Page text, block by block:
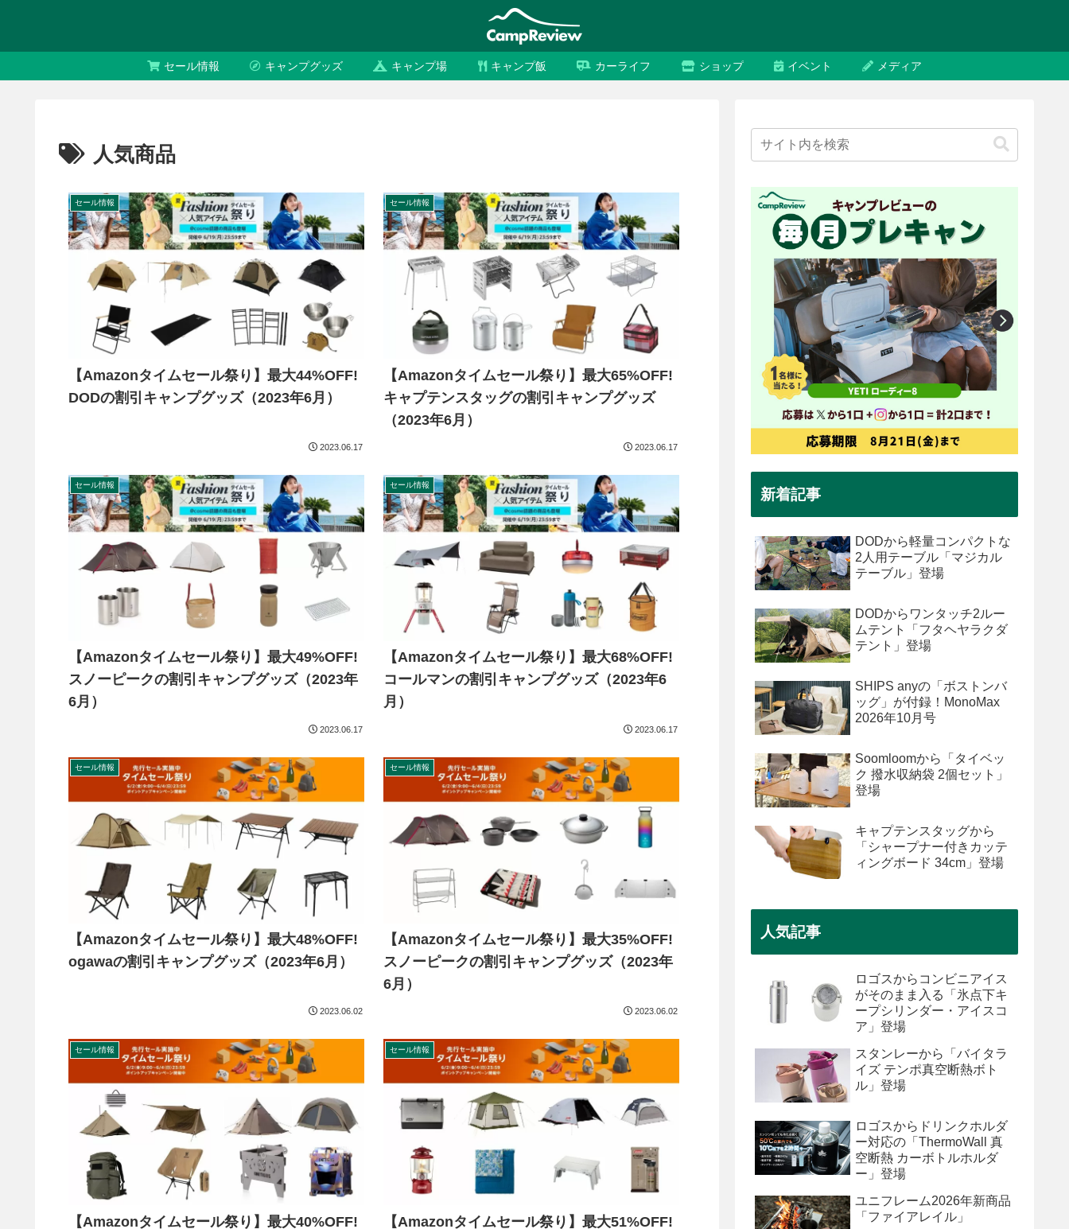
セール情報 キャンプグッズ キャンプ場 キャンプ飯 カーライフ ショップ イベント メディア
人気商品
セール情報
【Amazonタイムセール祭り】最大44%OFF!
DODの割引キャンプグッズ（2023年6月）
2023.06.17
セール情報
【Amazonタイムセール祭り】最大65%OFF!
キャプテンスタッグの割引キャンプグッズ
（2023年6月）
2023.06.17
セール情報
【Amazonタイムセール祭り】最大49%OFF!
スノーピークの割引キャンプグッズ（2023年
6月）
2023.06.17
セール情報
【Amazonタイムセール祭り】最大68%OFF!
コールマンの割引キャンプグッズ（2023年6
月）
2023.06.17
セール情報
【Amazonタイムセール祭り】最大48%OFF!
ogawaの割引キャンプグッズ（2023年6月）
2023.06.02
セール情報
【Amazonタイムセール祭り】最大35%OFF!
スノーピークの割引キャンプグッズ（2023年
6月）
2023.06.02
セール情報
【Amazonタイムセール祭り】最大40%OFF!
セール情報
【Amazonタイムセール祭り】最大51%OFF!
新着記事
DODから軽量コンパクトな
2人用テーブル「マジカル
テーブル」登場
DODからワンタッチ2ルー
ムテント「フタヘヤラクダ
テント」登場
SHIPS anyの「ボストンバ
ッグ」が付録！MonoMax
2026年10月号
Soomloomから「タイベッ
ク 撥水収納袋 2個セット」
登場
キャプテンスタッグから
「シャープナー付きカッテ
ィングボード 34cm」登場
人気記事
ロゴスからコンビニアイス
がそのまま入る「氷点下キ
ープシリンダー・アイスコ
ア」登場
スタンレーから「バイタラ
イズ テンポ真空断熱ボト
ル」登場
ロゴスからドリンクホルダ
ー対応の「ThermoWall 真
空断熱 カーボトルホルダ
ー」登場
ユニフレーム2026年新商品
「ファイアレイル」